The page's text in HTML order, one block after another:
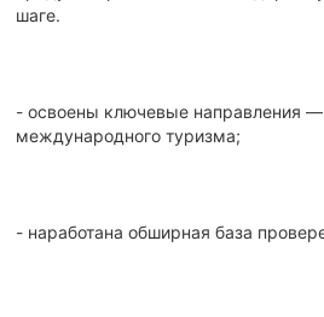
шаге.
- освоены ключевые направления —
международного туризма;
- наработана обширная база